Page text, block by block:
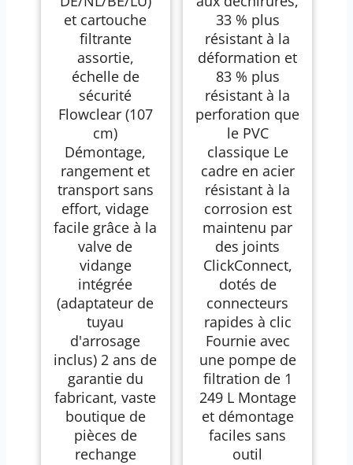
et cartouche
filtrante
assortie,
échelle de
sécurité
Flowclear (107
cm)
Démontage,
rangement et
transport sans
effort, vidage
facile grâce à la
valve de
vidange
intégrée
(adaptateur de
tuyau
d'arrosage
inclus) 2 ans de
garantie du
fabricant, vaste
boutique de
pièces de
rechange
33 % plus
résistant à la
déformation et
83 % plus
résistant à la
perforation que
le PVC
classique Le
cadre en acier
résistant à la
corrosion est
maintenu par
des joints
ClickConnect,
dotés de
connecteurs
rapides à clic
Fournie avec
une pompe de
filtration de 1
249 L Montage
et démontage
faciles sans
outil